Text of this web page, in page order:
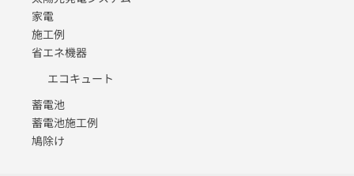
家電
施工例
省エネ機器
エコキュート
蓄電池
蓄電池施工例
鳩除け